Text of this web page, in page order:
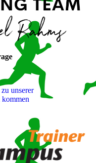
unserer